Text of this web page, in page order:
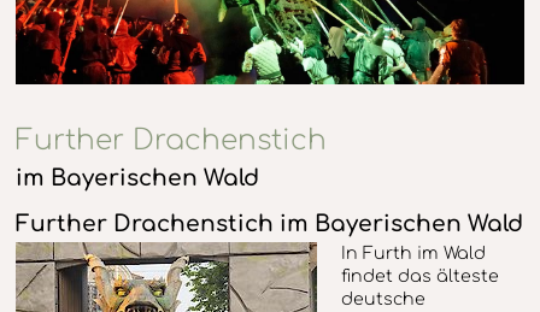
Further Drachenstich
im Bayerischen Wald
Further Drachenstich im Bayerischen Wald
In Furth im Wald
findet das älteste
deutsche